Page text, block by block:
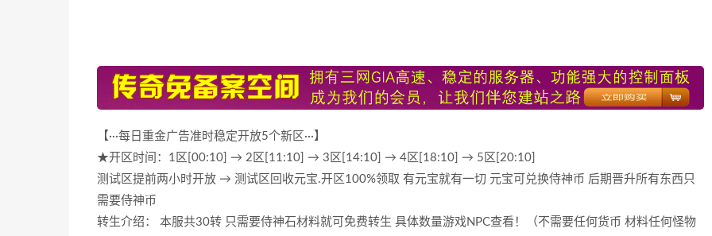
【···每日重金广告准时稳定开放5个新区···】
★开区时间：1区[00:10] → 2区[11:10] → 3区[14:10] → 4区[18:10] → 5区[20:10]
测试区提前两小时开放 → 测试区回收元宝.开区100%领取 有元宝就有一切 元宝可兑换侍神币 后期晋升所有东西只
需要侍神币
转生介绍： 本服共30转 只需要侍神石材料就可免费转生 具体数量游戏NPC查看！（不需要任何货币 材料任何怪物